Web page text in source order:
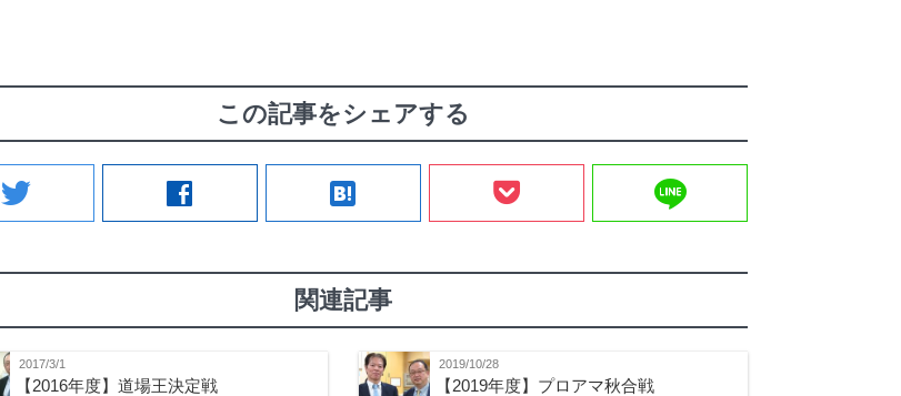
この記事をシェアする
twitter facebook hatenabookmark line
関連記事
2017/3/1
【2016年度】道場王決定戦
2019/10/28
【2019年度】プロアマ秋合戦